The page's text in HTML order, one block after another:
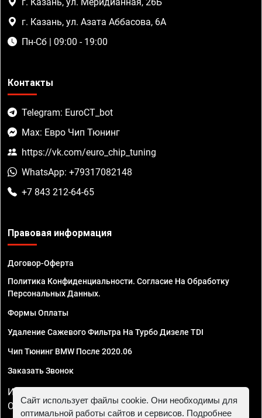
г. Казань, ул. Азата Аббасова, 6А
Пн-Сб | 09:00 - 19:00
Контакты
Telegram: EuroCT_bot
Max: Евро Чип Тюнинг
https://vk.com/euro_chip_tuning
WhatsApp: +79317082148
+7 843 212-64-65
Правовая информация
Договор-Оферта
Политика Конфиденциальности. Согласие На Обработку
Персональных Данных.
Формы Оплаты
Удаление Сажевого Фильтра На Турбо Дизеле TDI
Чип Тюнинг BMW После 2020.06
Заказать Звонок
ИП Смирнов Георгий Павлович. ИНН 781302555843,
ОГРНИП 324470400032610
Сайт использует файлы cookie. Они необходимы для
оптимальной работы сайтов и сервисов. Подробнее